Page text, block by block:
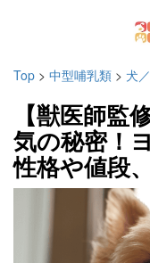
Top > 中型哺乳類 > 犬
【獣医師監
気の秘密！
性格や値段